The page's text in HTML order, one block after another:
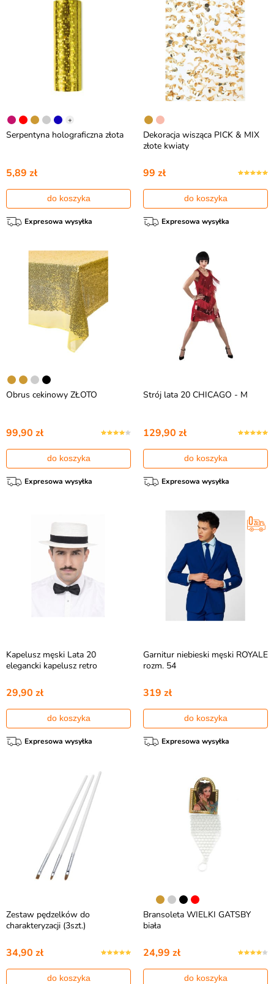
+
Serpentyna holograficzna złota
5,89 zł
do koszyka
Expresowa wysyłka
Dekoracja wisząca PICK & MIX
złote kwiaty
99 zł
do koszyka
Expresowa wysyłka
Obrus cekinowy ZŁOTO
99,90 zł
do koszyka
Expresowa wysyłka
Strój lata 20 CHICAGO - M
129,90 zł
do koszyka
Expresowa wysyłka
Kapelusz męski Lata 20
elegancki kapelusz retro
29,90 zł
do koszyka
Expresowa wysyłka
Garnitur niebieski męski ROYALE
rozm. 54
319 zł
do koszyka
Expresowa wysyłka
Zestaw pędzelków do
charakteryzacji (3szt.)
34,90 zł
do koszyka
Bransoleta WIELKI GATSBY
biała
24,99 zł
do koszyka